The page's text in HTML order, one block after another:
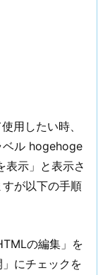
用したい時、
ベル hogehoge
表示」と表示さ
が以下の手順
の編集」を
にチェックを